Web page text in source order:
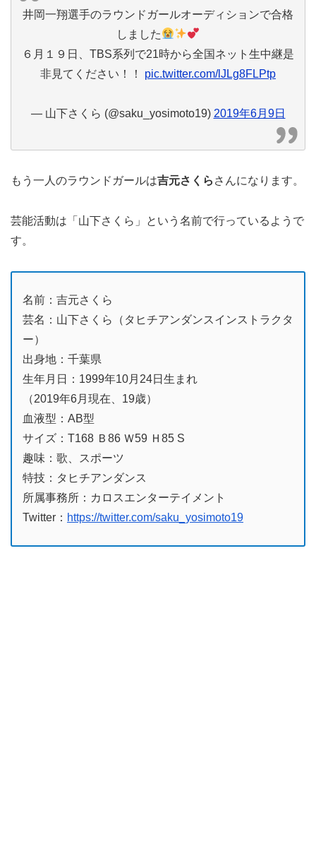
井岡一翔選手のラウンドガールオーディションで合格
しました
６月１９日、TBS系列で21時から全国ネット生中継是
非見てください！！ pic.twitter.com/lJLg8FLPtp
— 山下さくら (@saku_yosimoto19) 2019年6月9日
もう一人のラウンドガールは吉元さくら さんになります。
芸能活動は「山下さくら」という名前で行っているようで
す。
名前：吉元さくら
芸名：山下さくら（タヒチアンダンスインストラクタ
ー）
出身地：千葉県
生年月日：1999年10月24日生まれ
（2019年6月現在、19歳）
血液型：AB型
サイズ：T168 Ｂ86 Ｗ59 Ｈ85 S
趣味：歌、スポーツ
特技：タヒチアンダンス
所属事務所：カロスエンターテイメント
Twitter： https://twitter.com/saku_yosimoto19